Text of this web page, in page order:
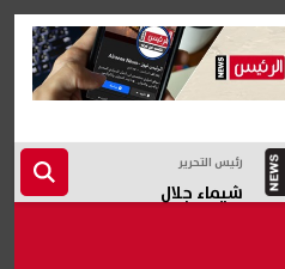
رئيس التحرير
شيماء جلال